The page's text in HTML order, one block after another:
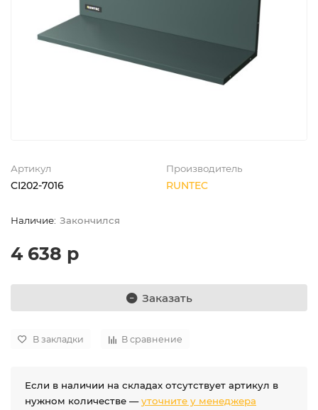
Артикул
CI202-7016
Производитель
RUNTEC
Закончился
4 638 р
Заказать
В закладки В сравнение
Если в наличии на складах отсутствует артикул в
нужном количестве —уточните у менеджера